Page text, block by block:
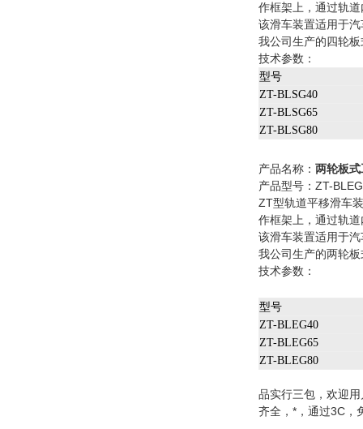
作框架上，通过轨
该滑车装置适用于
我公司生产的四轮
技术参数：
型号
ZT-BLSG40
ZT-BLSG65
ZT-BLSG80
产品名称： 两轮板
产品型号：ZT-
ZT型轨道平移滑车
作框架上，通过轨
该滑车装置适用于
我公司生产的两轮
技术参数：
型号
ZT-BLEG40
ZT-BLEG65
ZT-BLEG80
品实行三包，欢迎
齐全，*，通过3C，